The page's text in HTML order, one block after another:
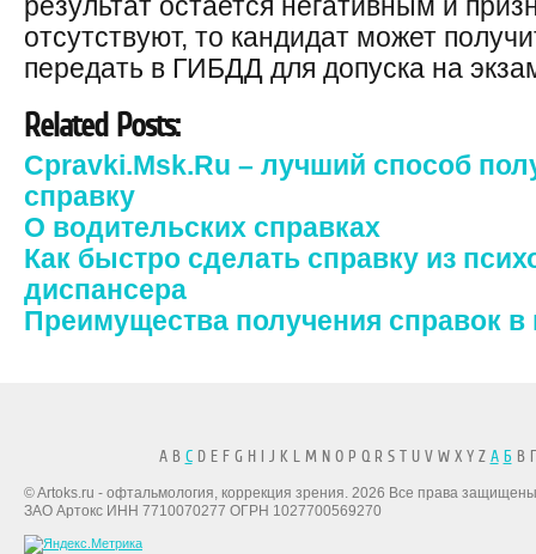
отсутствуют, то кандидат может
передать в ГИБДД для допуска на
Related Posts:
Cpravki.Msk.Ru – лучший способ
справку
О водительских справках
Как быстро сделать справку из
диспансера
Преимущества получения справок в
A B CD E F G H I J K L M N O P Q R S T U V W X Y Z А БВ
© Artoks.ru - офтальмология, коррекция зрения. 2026 Все права
ЗАО Артокс ИНН 7710070277 ОГРН 1027700569270